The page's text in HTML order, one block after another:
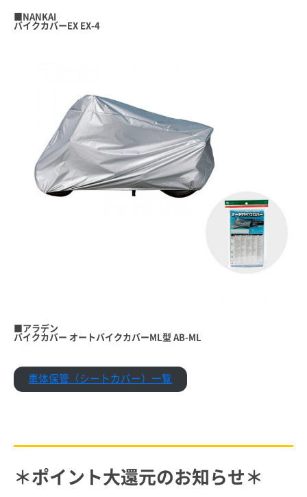
NANKAI
バイクカバーEX EX-4
アラデン
バイクカバー オートバイクカバーML型 AB-ML
車体保管（シートカバー）一覧
＊ポイント大還元のお知らせ＊